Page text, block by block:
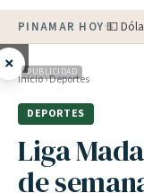
PINAMAR HOY·💵
× PUBLICIDAD
Inicio›Deportes
DEPORTES
Liga
de